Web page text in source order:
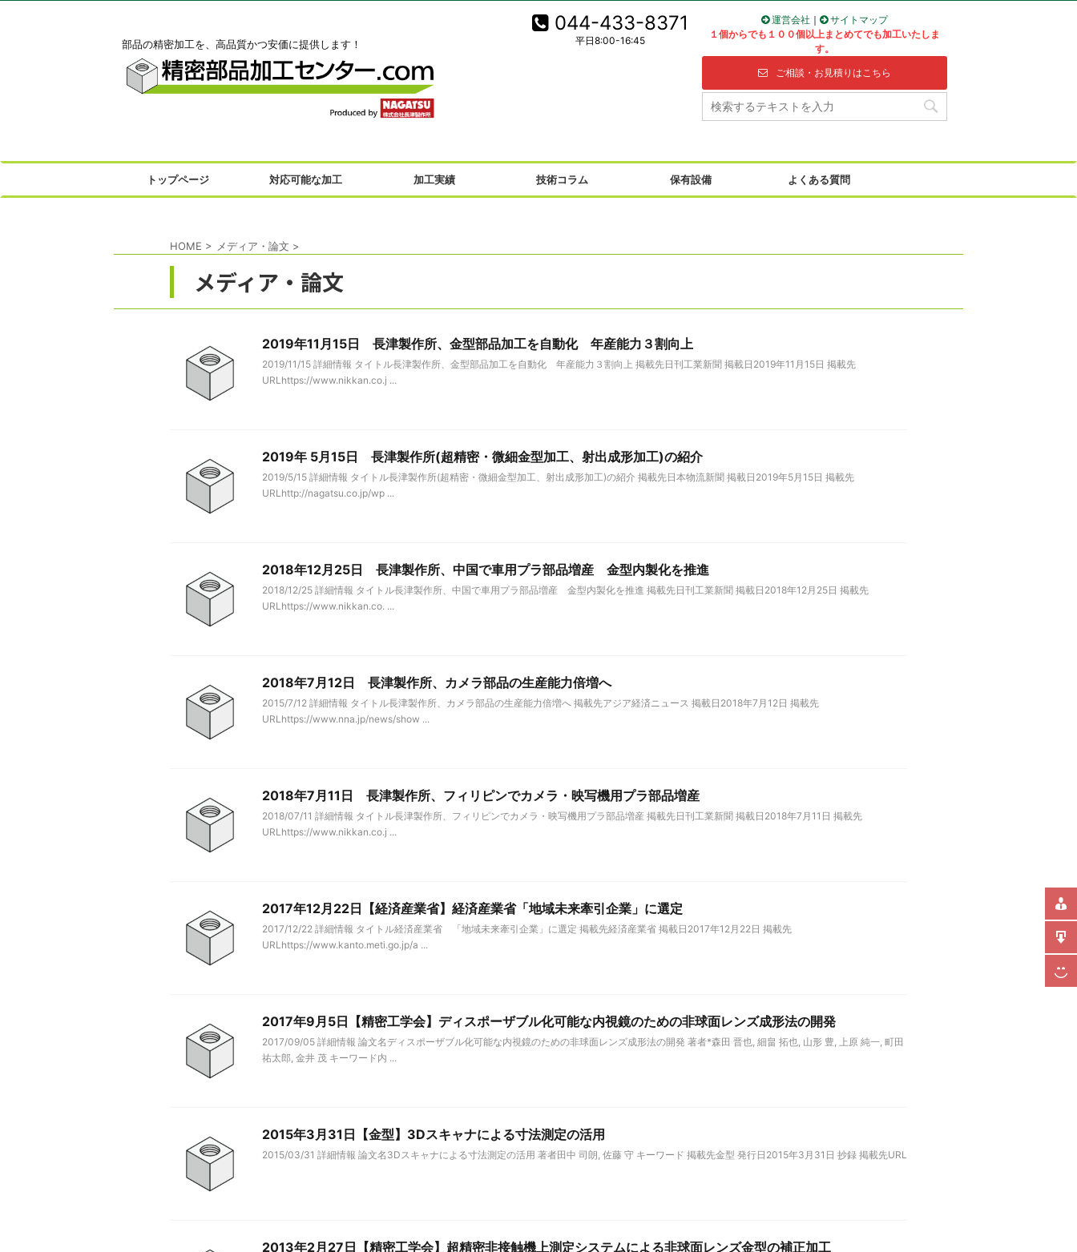
部品の精密加工を、高品質かつ安価に提供します！
044-433-8371
平日8:00-16:45
運営会社 ｜
サイトマップ
１個からでも１００個以上まとめてでも加工いたしま
す。
ご相談・お見積りはこちら
トップページ 対応可能な加工 加工実績 技術コラム 保有設備 よくある質問
HOME > メディア・論文 >
メディア・論文
2019年11月15日 長津製作所、金型部品加工を自動化 年産能力３割向上
2019/11/15 詳細情報 タイトル長津製作所、金型部品加工を自動化 年産能力３割向上 掲載先日刊工業新聞 掲載日2019年11月15日 掲載先
URLhttps://www.nikkan.co.j ...
2019年 5月15日 長津製作所(超精密・微細金型加工、射出成形加工)の紹介
2019/5/15 詳細情報 タイトル長津製作所(超精密・微細金型加工、射出成形加工)の紹介 掲載先日本物流新聞 掲載日2019年5月15日 掲載先
URLhttp://nagatsu.co.jp/wp ...
2018年12月25日 長津製作所、中国で車用プラ部品増産 金型内製化を推進
2018/12/25 詳細情報 タイトル長津製作所、中国で車用プラ部品増産 金型内製化を推進 掲載先日刊工業新聞 掲載日2018年12月25日 掲載先
URLhttps://www.nikkan.co. ...
2018年7月12日 長津製作所、カメラ部品の生産能力倍増へ
2015/7/12 詳細情報 タイトル長津製作所、カメラ部品の生産能力倍増へ 掲載先アジア経済ニュース 掲載日2018年7月12日 掲載先
URLhttps://www.nna.jp/news/show ...
2018年7月11日 長津製作所、フィリピンでカメラ・映写機用プラ部品増産
2018/07/11 詳細情報 タイトル長津製作所、フィリピンでカメラ・映写機用プラ部品増産 掲載先日刊工業新聞 掲載日2018年7月11日 掲載先
URLhttps://www.nikkan.co.j ...
2017年12月22日【経済産業省】経済産業省「地域未来牽引企業」に選定
2017/12/22 詳細情報 タイトル経済産業省 「地域未来牽引企業」に選定 掲載先経済産業省 掲載日2017年12月22日 掲載先
URLhttps://www.kanto.meti.go.jp/a ...
2017年9月5日【精密工学会】ディスポーザブル化可能な内視鏡のための非球面レンズ成形法の開発
2017/09/05 詳細情報 論文名ディスポーザブル化可能な内視鏡のための非球面レンズ成形法の開発 著者*森田 晋也, 細畠 拓也, 山形 豊, 上原 純一, 町田
祐太郎, 金井 茂 キーワード内 ...
2015年3月31日【金型】3Dスキャナによる寸法測定の活用
2015/03/31 詳細情報 論文名3Dスキャナによる寸法測定の活用 著者田中 司朗, 佐藤 守 キーワード 掲載先金型 発行日2015年3月31日 抄録 掲載先URL
2013年2月27日【精密工学会】超精密非接触機上測定システムによる非球面レンズ金型の補正加工